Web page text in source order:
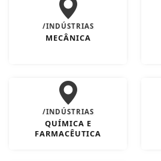
/INDÚSTRIAS
MECÂNICA
/INDÚSTRIAS
QUÍMICA E
FARMACÊUTICA